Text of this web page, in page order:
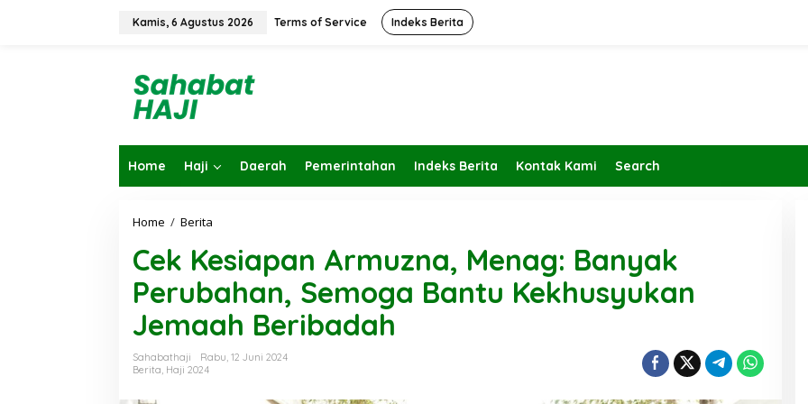
Kamis, 6 Agustus 2026 Terms of Service Indeks Berita
Home Haji Daerah Pemerintahan Indeks Berita Kontak Kami Search
Home / Berita
k
K
e
s
i
a
p
Cek Kesiapan Armuzna, Menag: Banyak
Perubahan, Semoga Bantu Kekhusyukan
Jemaah Beribadah
Sahabathaji
Rabu, 12 Juni 2024
Berita, Haji 2024
Kembalikan Peran dan Fungsi
KBIHU Pada Jalurnya